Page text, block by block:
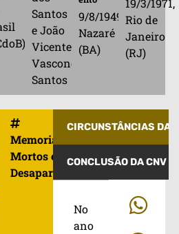
Santos
e João
Vicente
Vasconcelos
Santos
9/8/1949,
Nazaré
(BA)
19/3/1971,
Rio de
Janeiro
(RJ)
Memorial de
Mortos e
Desaparecidos
CIRCUNSTÂNCIAS DA
CONCLUSÃO DA CNV
No
ano